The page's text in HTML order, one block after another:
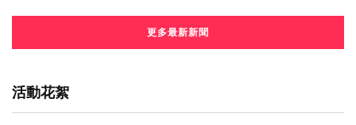
更多最新新聞
活動花絮